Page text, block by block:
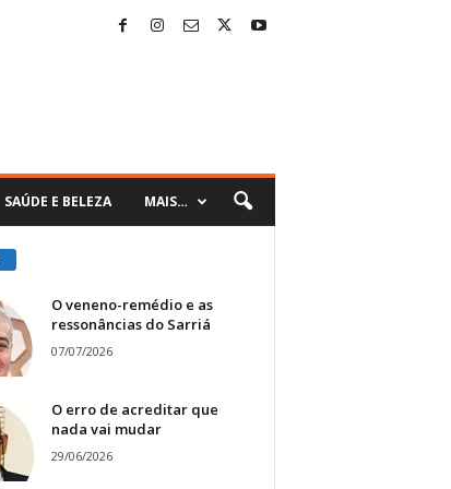
SAÚDE E BELEZA MAIS…
O veneno-remédio e as
ressonâncias do Sarriá
07/07/2026
O erro de acreditar que
nada vai mudar
29/06/2026